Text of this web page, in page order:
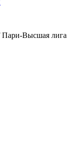
Высшая лига